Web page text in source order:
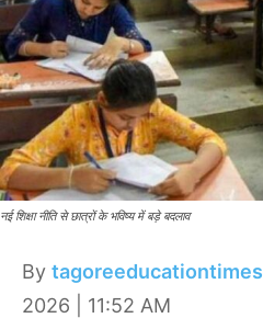
नई शिक्षा नीति से छात्रों के भविष्य में बड़े बदलाव
By tagoreeducationtimes
2026 | 11:52 AM